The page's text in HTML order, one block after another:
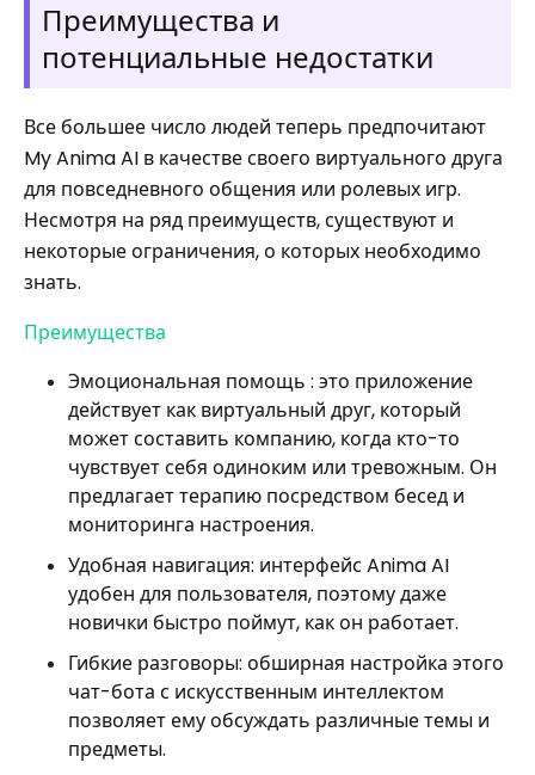
Преимущества и
потенциальные недостатки
Все большее число людей теперь предпочитают
My Anima AI в качестве своего виртуального друга
для повседневного общения или ролевых игр.
Несмотря на ряд преимуществ, существуют и
некоторые ограничения, о которых необходимо
знать.
Преимущества
Эмоциональная помощь : это приложение
действует как виртуальный друг, который
может составить компанию, когда кто-то
чувствует себя одиноким или тревожным. Он
предлагает терапию посредством бесед и
мониторинга настроения.
Удобная навигация: интерфейс Anima AI
удобен для пользователя, поэтому даже
новички быстро поймут, как он работает.
Гибкие разговоры: обширная настройка этого
чат-бота с искусственным интеллектом
позволяет ему обсуждать различные темы и
предметы.